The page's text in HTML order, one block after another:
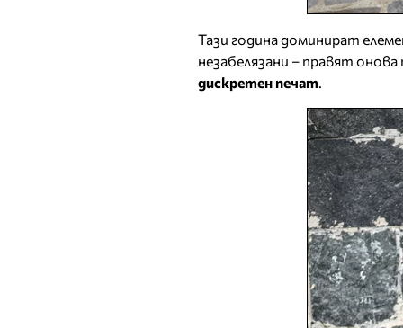
Тази година доминират
незабелязани – правят
дискретен печат.